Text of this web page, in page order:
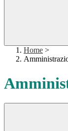
Home >